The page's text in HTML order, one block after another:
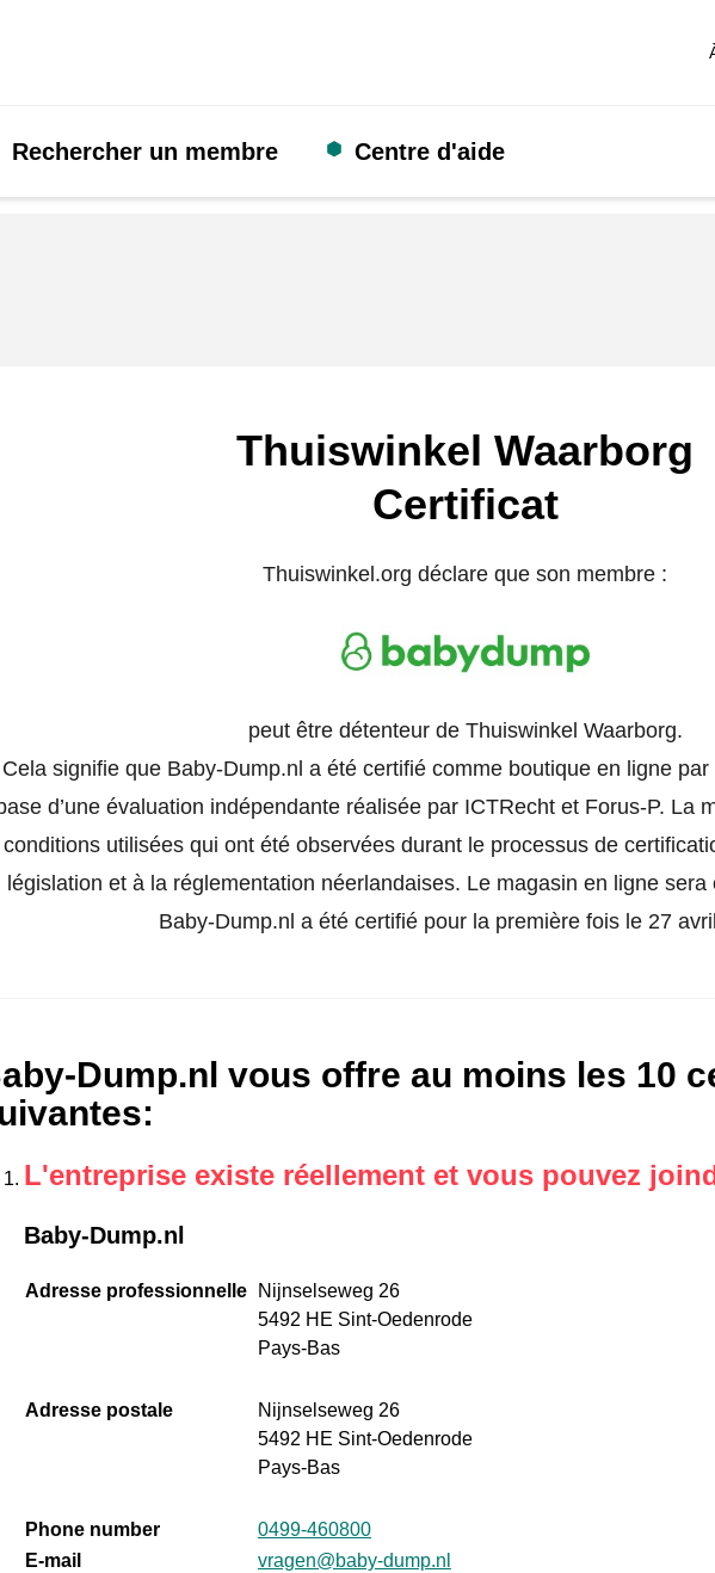
Rechercher un membre Centre d'aide
Thuiswinkel Waarborg
Certificat
Thuiswinkel.org déclare que son membre :
peut être détenteur de Thuiswinkel Waarborg.
Cela signifie que Baby-Dump.nl a été certifié comme boutique en ligne
d’une évaluation indépendante réalisée par ICTRecht et Forus-P. La
conditions utilisées qui ont été observées durant le processus de
législation et à la réglementation néerlandaises. Le magasin en ligne
Baby-Dump.nl a été certifié pour la première fois le 27
Dump.nl vous offre au moins les 10
:
L'entreprise existe réellement et vous pouvez
Baby-Dump.nl
Adresse professionnelle
Nijnselseweg 26
5492 HE Sint-Oedenrode
Pays-Bas
Adresse postale
Nijnselseweg 26
5492 HE Sint-Oedenrode
Pays-Bas
Phone number
0499-460800
E-mail
vragen@baby-dump.nl